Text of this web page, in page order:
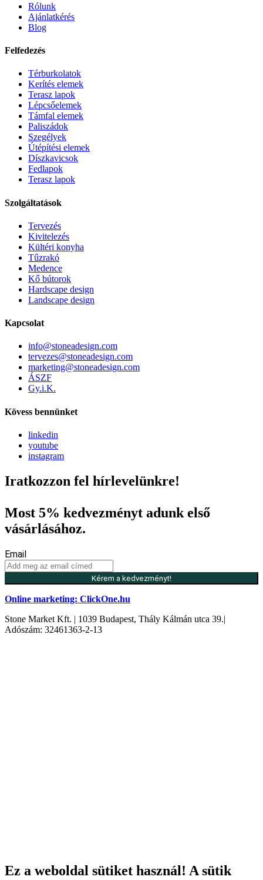
Rólunk
Ajánlatkérés
Blog
Felfedezés
Térburkolatok
Kerítés elemek
Terasz lapok
Lépcsőelemek
Támfal elemek
Paliszádok
Szegélyek
Útépítési elemek
Díszkavicsok
Fedlapok
Terasz lapok
Szolgáltatások
Tervezés
Kivitelezés
Kültéri konyha
Tűzrakó
Medence
Kő bútorok
Hardscape design
Landscape design
Kapcsolat
info@stoneadesign.com
tervezes@stoneadesign.com
marketing@stoneadesign.com
ÁSZF
Gy.i.K.
Kövess bennünket
linkedin
youtube
instagram
Iratkozzon fel hírlevelünkre!
Most 5% kedvezményt adunk első
vásárlásához.
Email
Kérem a kedvezményt!
Online marketing: ClickOne.hu
Stone Market Kft. | 1039 Budapest, Thály Kálmán utca 39.|
Adószám: 32461363-2-13
Ez a weboldal sütiket használ! A sütik